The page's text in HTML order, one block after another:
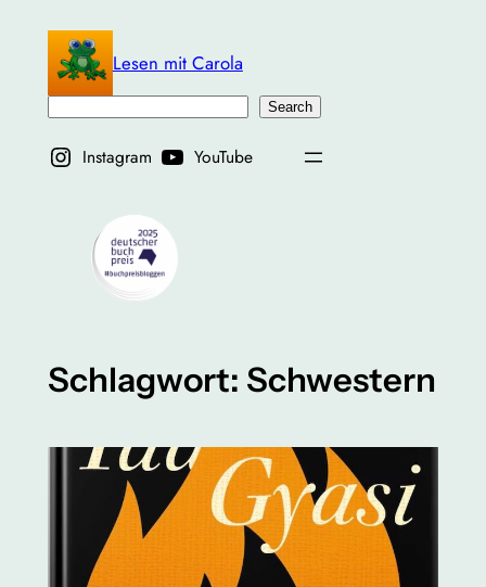
springen
Lesen mit Carola
Search
Instagram YouTube
Schlagwort: Schwestern